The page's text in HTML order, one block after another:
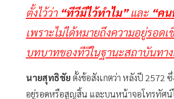
ตั้งไว้ว่า “ทีวีมีไว้ทำไม”และ “ค
เพราะไม่ได้หมายถึงความอยู่รอด
บทบาทของทีวีในฐานะสถาบันทา
นายสุทธิชัยตั้งข้อสังเกตว่า หลังปี 2572
อยู่รอดหรือสูญสิ้น และบนหน้าจอโทรทัศน์